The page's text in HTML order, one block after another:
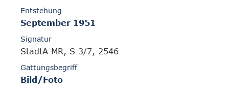
Entstehung
September 1951
Signatur
StadtA MR, S 3/7, 2546
Gattungsbegriff
Bild/Foto